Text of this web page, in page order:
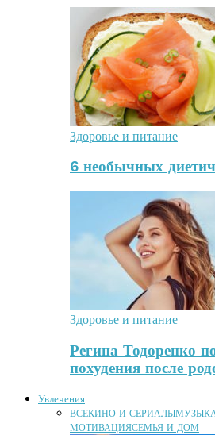
Здоровье и питание
6 необычных
Здоровье и питание
Регина Тодоренко
похудения после
Увлечения
ВСЕКИНО И СЕРИАЛЫ
МОТИВАЦИЯСЕМЬЯ И ДОМ